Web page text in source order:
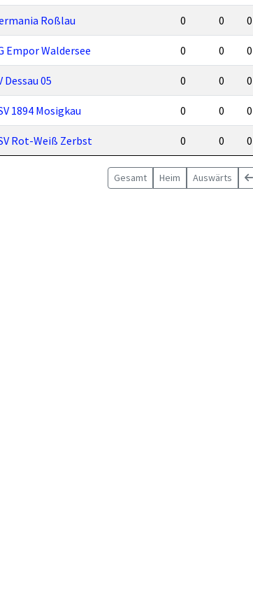
Roßlau 0 0 0
Empor Waldersee 0 0 0
Dessau 05 0 0 0
1894 Mosigkau 0 0 0
Rot-Weiß Zerbst 0 0 0
Gesamt Heim Auswärts